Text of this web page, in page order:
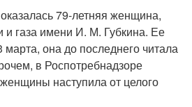
79-летняя женщина,
газа имени И. М. Губкина. Ее
марта, она до последнего читала
в Роспотребнадзоре
наступила от целого